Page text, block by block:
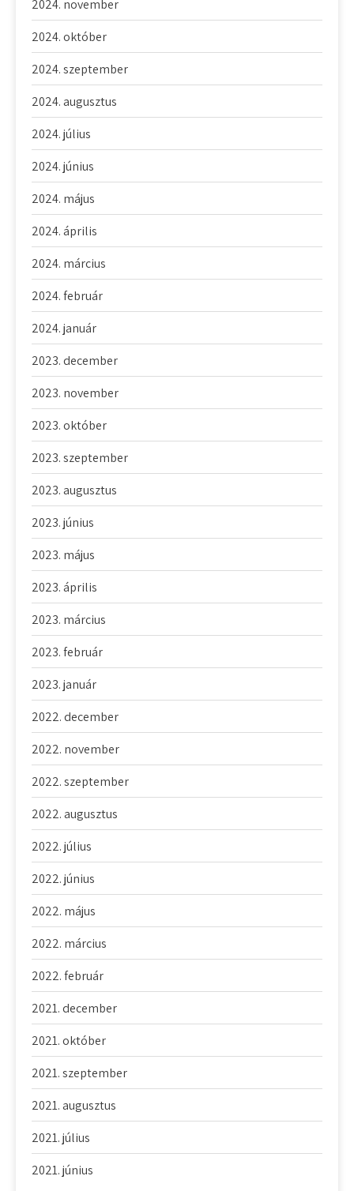
2024. november
2024. október
2024. szeptember
2024. augusztus
2024. július
2024. június
2024. május
2024. április
2024. március
2024. február
2024. január
2023. december
2023. november
2023. október
2023. szeptember
2023. augusztus
2023. június
2023. május
2023. április
2023. március
2023. február
2023. január
2022. december
2022. november
2022. szeptember
2022. augusztus
2022. július
2022. június
2022. május
2022. március
2022. február
2021. december
2021. október
2021. szeptember
2021. augusztus
2021. július
2021. június